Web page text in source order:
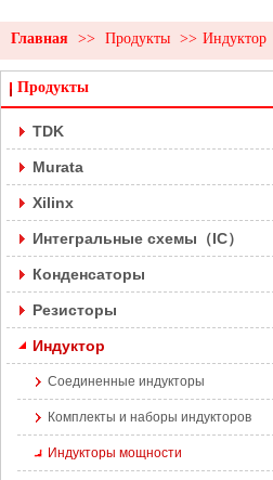
Главная >> Продукты >> Индуктор
Продукты
TDK
Murata
Xilinx
Интегральные схемы（IC）
Конденсаторы
Резисторы
Индуктор
Соединенные индукторы
Комплекты и наборы индукторов
Индукторы мощности